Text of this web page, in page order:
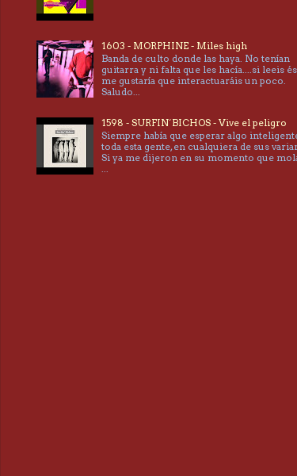
1603 - MORPHINE - Miles high
Banda de culto donde las haya. No tenían
guitarra y ni falta que les hacía....si leeis
me gustaría que interactuaráis un poco.
Saludo...
1598 - SURFIN´BICHOS - Vive el peligro
Siempre había que esperar algo
toda esta gente, en cualquiera de sus
Si ya me dijeron en su momento que